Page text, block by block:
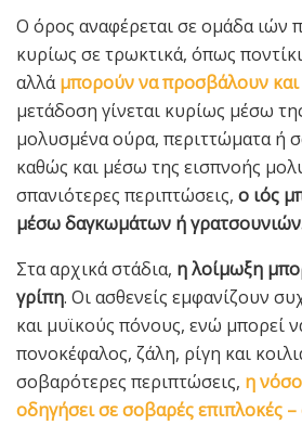
Ο όρος αναφέρεται σε ομάδα ιών
κυρίως σε τρωκτικά, όπως
αλλάμπορούν να προσβάλουν
μετάδοση γίνεται κυρίως μέσω
μολυσμένα ούρα, περιττώματα ή
καθώς και μέσω της εισπνοής
σπανιότερες περιπτώσεις, ο ιός
μέσω δαγκωμάτων ή
Στα αρχικά στάδια, η λοίμωξη
γρίπη. Οι ασθενείς εμφανίζουν
και μυϊκούς πόνους, ενώ μπορεί
πονοκέφαλος, ζάλη, ρίγη και
σοβαρότερες περιπτώσεις, η
οδηγήσει σε σοβαρές επιπλοκές